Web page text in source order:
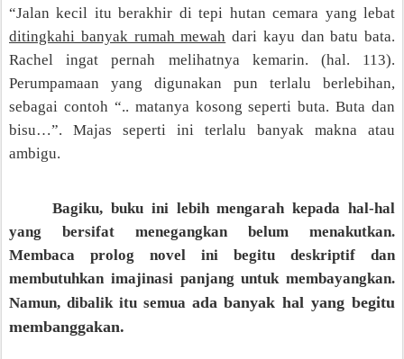
“Jalan kecil itu berakhir di tepi hutan cemara yang lebat
ditingkahi banyak rumah mewah dari kayu dan batu bata.
Rachel ingat pernah melihatnya kemarin. (hal. 113).
Perumpamaan yang digunakan pun terlalu berlebihan,
sebagai contoh “.. matanya kosong seperti buta. Buta dan
bisu…”. Majas seperti ini terlalu banyak makna atau
ambigu.
Bagiku, buku ini lebih mengarah kepada hal-hal
yang bersifat menegangkan belum menakutkan.
Membaca prolog novel ini begitu deskriptif dan
membutuhkan imajinasi panjang untuk membayangkan.
Namun, dibalik itu semua ada banyak hal yang begitu
membanggakan.